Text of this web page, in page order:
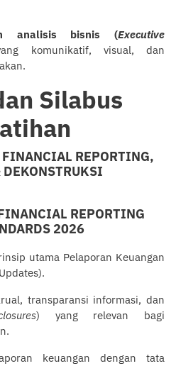
analisis bisnis (Executive
komunikatif, visual, dan
Silabus
REPORTING,
REPORTING
2026
utama Pelaporan Keuangan
transparansi informasi, dan
) yang relevan bagi
keuangan dengan tata